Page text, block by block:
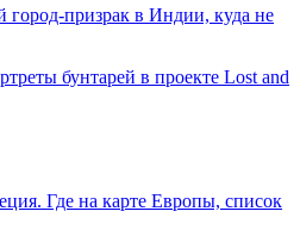
призрак в Индии, куда не
бунтарей в проекте Lost and
Где на карте Европы, список